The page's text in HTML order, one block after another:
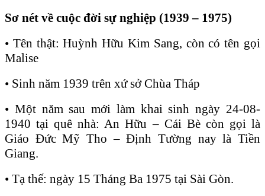
Sơ nét về cuộc đời sự nghiệp (1939 – 1975)
• Tên thật: Huỳnh Hữu Kim Sang, còn có tên gọi
Malise
• Sinh năm 1939 trên xứ sở Chùa Tháp
• Một năm sau mới làm khai sinh ngày 24-08-
1940 tại quê nhà: An Hữu – Cái Bè còn gọi là
Giáo Đức Mỹ Tho – Định Tường nay là Tiền
Giang.
• Tạ thế: ngày 15 Tháng Ba 1975 tại Sài Gòn.